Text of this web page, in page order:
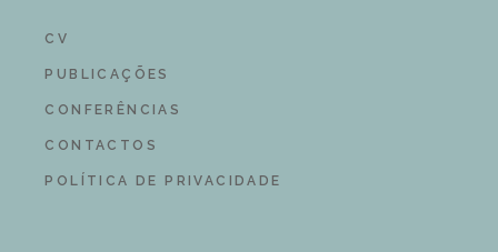
CV
PUBLICAÇÕES
CONFERÊNCIAS
CONTACTOS
POLÍTICA DE PRIVACIDADE